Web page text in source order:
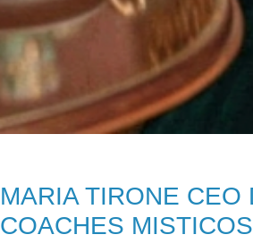
MARIA TIRONE
COACHES